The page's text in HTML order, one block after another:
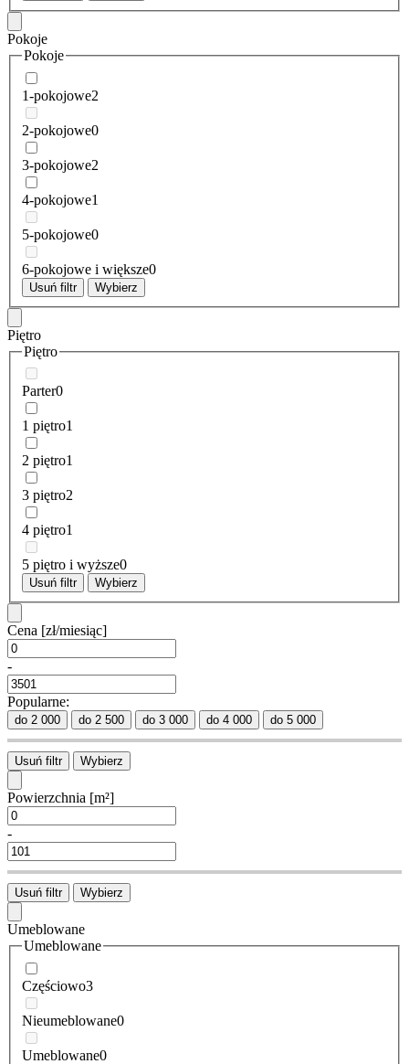
Pokoje
Pokoje
1-pokojowe2
2-pokojowe0
3-pokojowe2
4-pokojowe1
5-pokojowe0
6-pokojowe i większe0
Usuń filtr Wybierz
Piętro
Piętro
Parter0
1 piętro1
2 piętro1
3 piętro2
4 piętro1
5 piętro i wyższe0
Usuń filtr Wybierz
Cena [zł/miesiąc]
-
Popularne:
do 2 000 do 2 500 do 3 000 do 4 000 do 5 000
Usuń filtr Wybierz
Powierzchnia [m²]
-
Usuń filtr Wybierz
Umeblowane
Umeblowane
Częściowo3
Nieumeblowane0
Umeblowane0